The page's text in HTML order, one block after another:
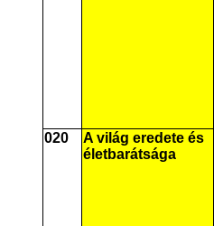
020
A világ eredete és
életbarátsága